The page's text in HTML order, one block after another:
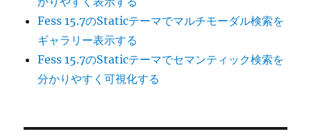
Fess 15.7のStaticテーマでマルチモーダル検索を
ギャラリー表示する
Fess 15.7のStaticテーマでセマンティック検索を
分かりやすく可視化する